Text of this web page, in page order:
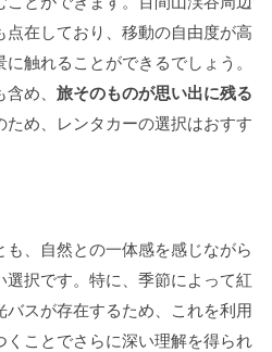
在しており、移動の自由度が高
触れることができるでしょう。
め、 旅そのものが思い出に残る
ため、レンタカーの選択はおすす
、自然との一体感を感じながら
択です。特に、季節によって紅
スが存在するため、これを利用
ことでさらに深い理解を得られ